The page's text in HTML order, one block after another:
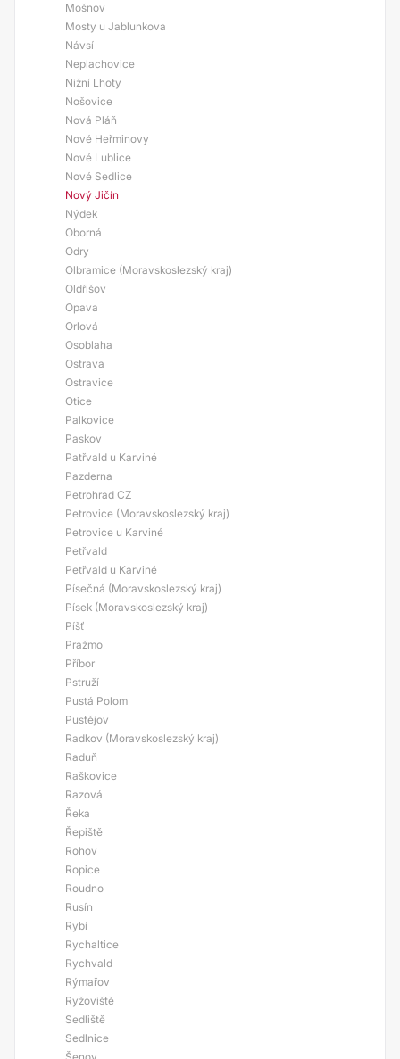
Mošnov
Mosty u Jablunkova
Návsí
Neplachovice
Nižní Lhoty
Nošovice
Nová Pláň
Nové Heřminovy
Nové Lublice
Nové Sedlice
Nový Jičín
Nýdek
Oborná
Odry
Olbramice (Moravskoslezský kraj)
Oldřišov
Opava
Orlová
Osoblaha
Ostrava
Ostravice
Otice
Palkovice
Paskov
Patřvald u Karviné
Pazderna
Petrohrad CZ
Petrovice (Moravskoslezský kraj)
Petrovice u Karviné
Petřvald
Petřvald u Karviné
Písečná (Moravskoslezský kraj)
Písek (Moravskoslezský kraj)
Píšť
Pražmo
Příbor
Pstruží
Pustá Polom
Pustějov
Radkov (Moravskoslezský kraj)
Raduň
Raškovice
Razová
Řeka
Řepiště
Rohov
Ropice
Roudno
Rusín
Rybí
Rychaltice
Rychvald
Rýmařov
Ryžoviště
Sedliště
Sedlnice